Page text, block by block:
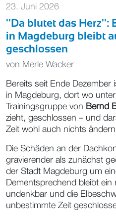
23. Juni 2026
''Da blutet das Herz'':
in Magdeburg bleibt
geschlossen
von Merle Wacker
Bereits seit Ende Dezember
in Magdeburg, dort wo
Trainingsgruppe von Bernd
zieht, geschlossen – und
Zeit wohl auch nichts
Die Schäden an der
gravierender als zunächst
der Stadt Magdeburg um
Dementsprechend bleibt
undenkbar und die
unbestimmte Zeit